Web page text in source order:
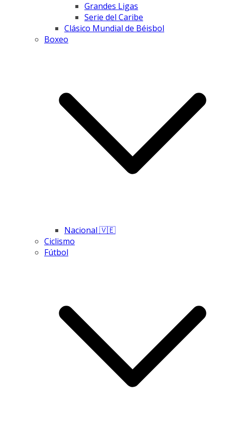
Grandes Ligas
Serie del Caribe
Clásico Mundial de Béisbol
Boxeo
Nacional 🇻🇪
Ciclismo
Fútbol